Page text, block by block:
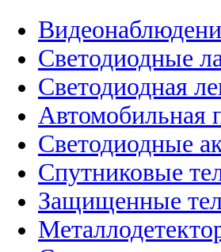
Светодиодные
Светодиодная
Автомобильная
Светодиодные
Спутниковые
Защищенные